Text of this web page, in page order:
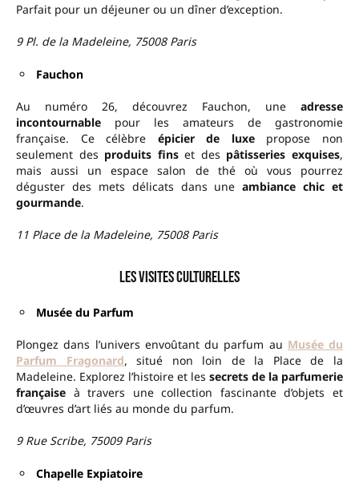
Parfait pour un déjeuner ou un dîner d’exception.
9 Pl. de la Madeleine, 75008 Paris
Fauchon
Au numéro 26, découvrez Fauchon, une adresse
incontournable pour les amateurs de gastronomie
française. Ce célèbre épicier de luxe propose non
seulement des produits finset des pâtisseries exquises,
mais aussi un espace salon de thé où vous pourrez
déguster des mets délicats dans uneambiance chic et
gourmande.
11 Place de la Madeleine, 75008 Paris
Les visites culturelles
Musée du Parfum
Plongez dans l’univers envoûtant du parfum au Musée du
Parfum Fragonard, situé non loin de la Place de la
Madeleine. Explorez l’histoire et les secrets de la parfumerie
française à travers une collection fascinante d’objets et
d’œuvres d’art liés au monde du parfum.
9 Rue Scribe, 75009 Paris
Chapelle Expiatoire